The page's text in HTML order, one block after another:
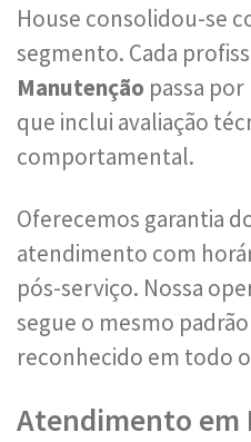
House consolidou-se
segmento. Cada
Manutenção passa
que inclui avaliação
comportamental.
Oferecemos garantia
atendimento com
pós-serviço. Nossa
segue o mesmo
reconhecido em todo
Atendimento em